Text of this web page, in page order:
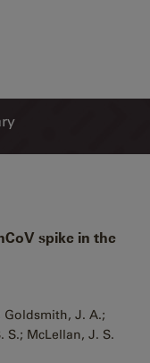
spike in the
Goldsmith, J. A.;
S.; McLellan, J. S.